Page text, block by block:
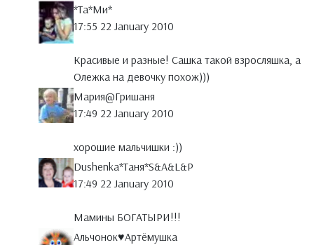
*Тa*Ми*
17:55 22 January 2010
Красивые и разные! Сашка такой взросляшка, а
Олежка на девочку похож)))
Мария@Гришаня
17:49 22 January 2010
хорошие мальчишки :))
Dushenka*Таня*S&A&L&P
17:49 22 January 2010
Мамины БОГАТЫРИ!!!
Альчонок♥Артёмушка